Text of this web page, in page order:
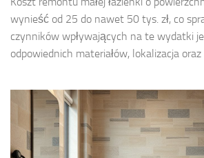
wynieść od 25 do nawet 50 tys. zł, co
czynników wpływających na te wydatki
odpowiednich materiałów, lokalizacja oraz